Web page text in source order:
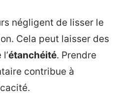
négligent de lisser le
Cela peut laisser des
étanchéité. Prendre
contribue à